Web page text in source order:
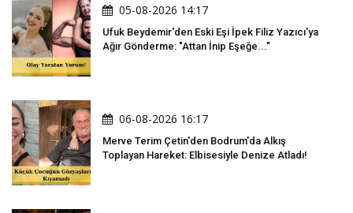
05-08-2026 14:17
Ufuk Beydemir'den Eski Eşi İpek Filiz Yazıcı'ya
Ağır Gönderme: "Attan İnip Eşeğe..."
06-08-2026 16:17
Merve Terim Çetin'den Bodrum'da Alkış
Toplayan Hareket: Elbisesiyle Denize Atladı!